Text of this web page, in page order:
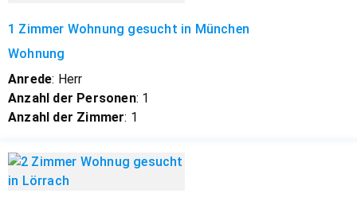
1 Zimmer Wohnung gesucht in München
Wohnung
Anrede: Herr
Anzahl der Personen: 1
Anzahl der Zimmer: 1